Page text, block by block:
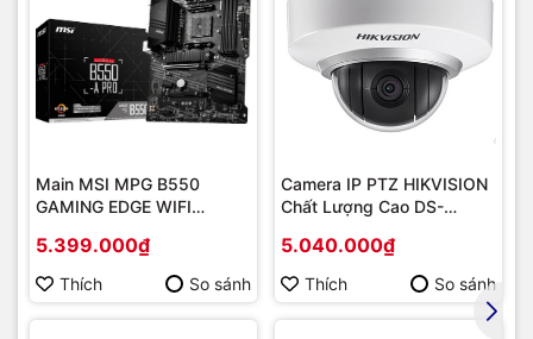
Main MSI MPG B550
GAMING EDGE WIFI
Socket AM4/ VGA
onboard)
5.399.000₫
Thích So sánh
Camera IP PTZ HIKVISION
Chất Lượng Cao DS-
5.040.000₫
Thích So sánh